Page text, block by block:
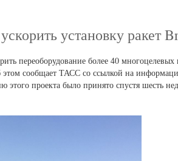
установку
переоборудование более 40
сообщает ТАСС со ссылкой на
этого проекта было принято спустя шесть